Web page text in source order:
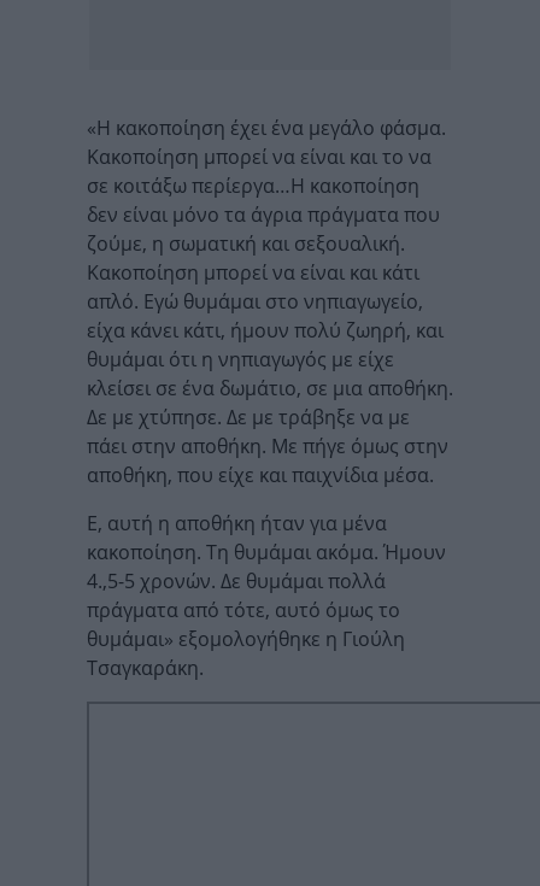
«Η κακοποίηση έχει ένα μεγάλο φάσμα.
Κακοποίηση μπορεί να είναι και το να
σε κοιτάξω περίεργα…Η κακοποίηση
δεν είναι μόνο τα άγρια πράγματα που
ζούμε, η σωματική και σεξουαλική.
Κακοποίηση μπορεί να είναι και κάτι
απλό. Εγώ θυμάμαι στο νηπιαγωγείο,
είχα κάνει κάτι, ήμουν πολύ ζωηρή, και
θυμάμαι ότι η νηπιαγωγός με είχε
κλείσει σε ένα δωμάτιο, σε μια αποθήκη.
Δε με χτύπησε. Δε με τράβηξε να με
πάει στην αποθήκη. Με πήγε όμως στην
αποθήκη, που είχε και παιχνίδια μέσα.
Ε, αυτή η αποθήκη ήταν για μένα
κακοποίηση. Τη θυμάμαι ακόμα. Ήμουν
4.,5-5 χρονών. Δε θυμάμαι πολλά
πράγματα από τότε, αυτό όμως το
θυμάμαι» εξομολογήθηκε η Γιούλη
Τσαγκαράκη.